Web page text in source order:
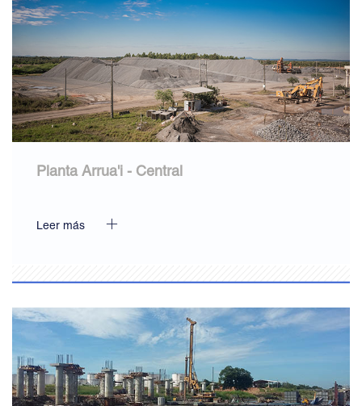
Planta Arrua'i - Central
Leer más